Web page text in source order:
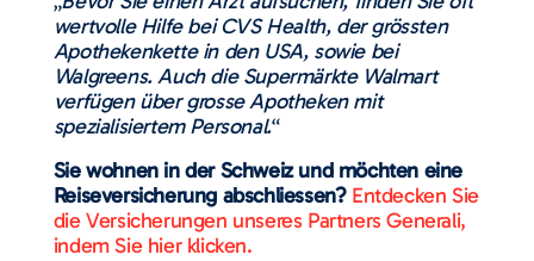
wertvolle Hilfe bei CVS Health, der grössten
Apothekenkette in den USA, sowie bei
Walgreens. Auch die Supermärkte Walmart
verfügen über grosse Apotheken mit
spezialisiertem Personal.“
Sie wohnen in der Schweiz und möchten eine
Reiseversicherung abschliessen? Entdecken Sie
die Versicherungen unseres Partners Generali,
indem Sie hier klicken.